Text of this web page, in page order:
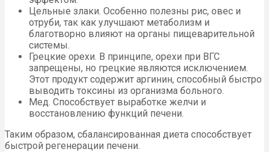
Цельные злаки. Особенно полезны рис, овес и
отруби, так как улучшают метаболизм и
благотворно влияют на органы пищеварительной
системы.
Грецкие орехи. В принципе, орехи при ВГС
запрещены, но грецкие являются исключением.
Этот продукт содержит аргинин, способный быстро
выводить токсины из организма больного.
Мед. Способствует выработке желчи и
восстановлению функций печени.
Таким образом, сбалансированная диета способствует
быстрой регенерации печени.